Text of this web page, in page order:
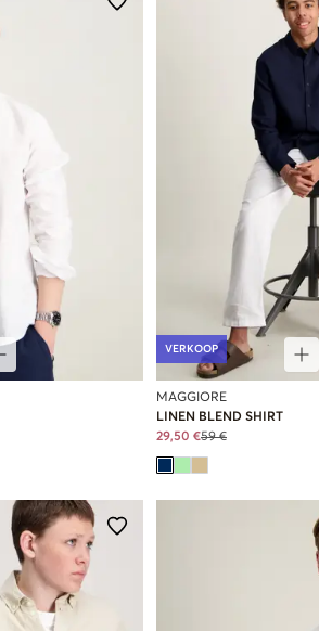
VERKOOP
MAGGIORE
LINEN BLEND SHIRT
29,50 €59 €